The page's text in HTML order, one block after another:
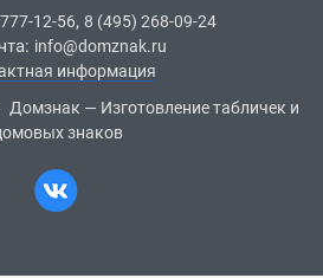
12-56, 8 (495) 268-09-24
info@domznak.ru
информация
Домзнак — Изготовление табличек и
знаков